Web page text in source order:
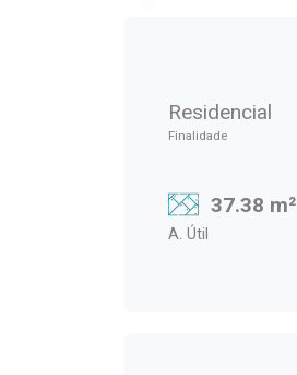
Residencial
Finalidade
37.38 m²
A. Útil